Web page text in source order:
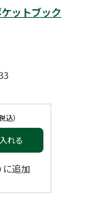
ットブック
込）
れる
追加